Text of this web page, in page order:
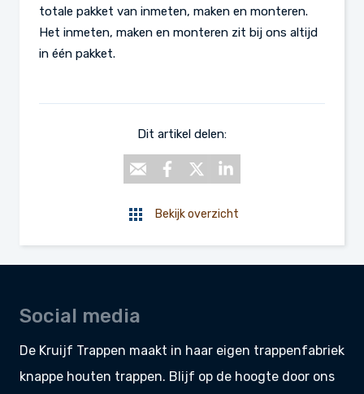
totale pakket van inmeten, maken en monteren.
Het inmeten, maken en monteren zit bij ons altijd
in één pakket.
Dit artikel delen:
Bekijk overzicht
Social media
De Kruijf Trappen maakt in haar eigen trappenfabriek
knappe houten trappen. Blijf op de hoogte door ons